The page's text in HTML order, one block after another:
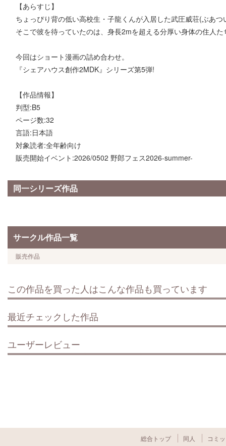
【あらすじ】
ちょっぴり背の低い高校生・子龍くんが入居した武圧威荘(ぶあ
そこで彼を待っていたのは、身長2mを超える分厚い身体の住人
今回はショート漫画の詰め合わせ。
『シェアハウス創作2MDK』シリーズ第5弾!
【作品情報】
判型:B5
ページ数:32
言語:日本語
対象読者:全年齢向け
販売開始イベント:2026/0502 野郎フェス2026-summer-
同一シリーズ作品
サークル作品一覧
販売作品
この作品を買った人はこんな作品も買っています
最近チェックした作品
ユーザーレビュー
総合トップ 同人 コミ